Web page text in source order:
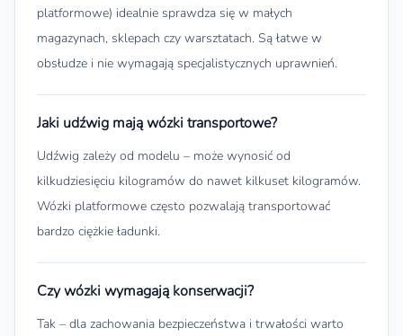
platformowe) idealnie sprawdza się w małych
magazynach, sklepach czy warsztatach. Są łatwe w
obsłudze i nie wymagają specjalistycznych uprawnień.
Jaki udźwig mają wózki transportowe?
Udźwig zależy od modelu – może wynosić od
kilkudziesięciu kilogramów do nawet kilkuset kilogramów.
Wózki platformowe często pozwalają transportować
bardzo ciężkie ładunki.
Czy wózki wymagają konserwacji?
Tak – dla zachowania bezpieczeństwa i trwałości warto